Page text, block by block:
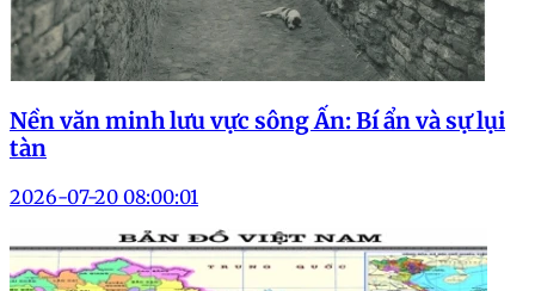
Nền văn minh lưu vực sông Ấn: Bí ẩn và sự lụi
tàn
2026-07-20 08:00:01